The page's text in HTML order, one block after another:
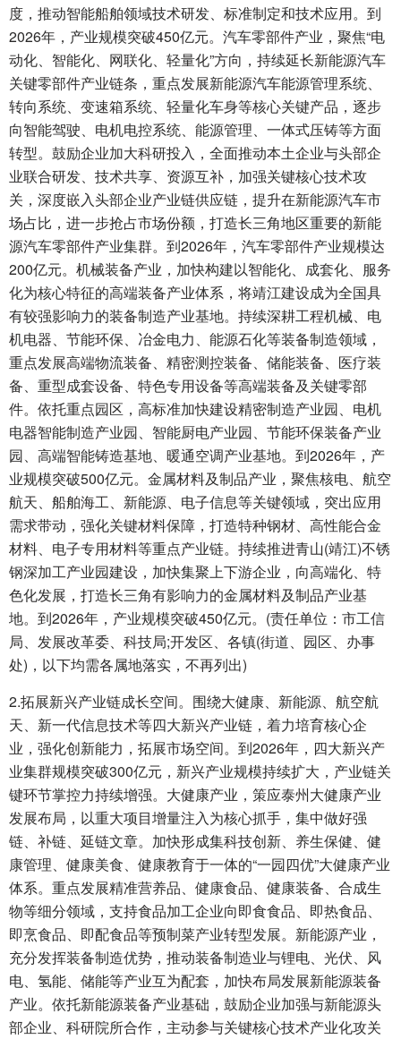
度，推动智能船舶领域技术研发、标准制定和技术应用。到
2026年，产业规模突破450亿元。汽车零部件产业，聚焦“电
动化、智能化、网联化、轻量化”方向，持续延长新能源汽车
关键零部件产业链条，重点发展新能源汽车能源管理系统、
转向系统、变速箱系统、轻量化车身等核心关键产品，逐步
向智能驾驶、电机电控系统、能源管理、一体式压铸等方面
转型。鼓励企业加大科研投入，全面推动本土企业与头部企
业联合研发、技术共享、资源互补，加强关键核心技术攻
关，深度嵌入头部企业产业链供应链，提升在新能源汽车市
场占比，进一步抢占市场份额，打造长三角地区重要的新能
源汽车零部件产业集群。到2026年，汽车零部件产业规模达
200亿元。机械装备产业，加快构建以智能化、成套化、服务
化为核心特征的高端装备产业体系，将靖江建设成为全国具
有较强影响力的装备制造产业基地。持续深耕工程机械、电
机电器、节能环保、冶金电力、能源石化等装备制造领域，
重点发展高端物流装备、精密测控装备、储能装备、医疗装
备、重型成套设备、特色专用设备等高端装备及关键零部
件。依托重点园区，高标准加快建设精密制造产业园、电机
电器智能制造产业园、智能厨电产业园、节能环保装备产业
园、高端智能铸造基地、暖通空调产业基地。到2026年，产
业规模突破500亿元。金属材料及制品产业，聚焦核电、航空
航天、船舶海工、新能源、电子信息等关键领域，突出应用
需求带动，强化关键材料保障，打造特种钢材、高性能合金
材料、电子专用材料等重点产业链。持续推进青山(靖江)不锈
钢深加工产业园建设，加快集聚上下游企业，向高端化、特
色化发展，打造长三角有影响力的金属材料及制品产业基
地。到2026年，产业规模突破450亿元。(责任单位：市工信
局、发展改革委、科技局;开发区、各镇(街道、园区、办事
处)，以下均需各属地落实，不再列出)
2.拓展新兴产业链成长空间。围绕大健康、新能源、航空航
天、新一代信息技术等四大新兴产业链，着力培育核心企
业，强化创新能力，拓展市场空间。到2026年，四大新兴产
业集群规模突破300亿元，新兴产业规模持续扩大，产业链关
键环节掌控力持续增强。大健康产业，策应泰州大健康产业
发展布局，以重大项目增量注入为核心抓手，集中做好强
链、补链、延链文章。加快形成集科技创新、养生保健、健
康管理、健康美食、健康教育于一体的“一园四优”大健康产业
体系。重点发展精准营养品、健康食品、健康装备、合成生
物等细分领域，支持食品加工企业向即食食品、即热食品、
即烹食品、即配食品等预制菜产业转型发展。新能源产业，
充分发挥装备制造优势，推动装备制造业与锂电、光伏、风
电、氢能、储能等产业互为配套，加快布局发展新能源装备
产业。依托新能源装备产业基础，鼓励企业加强与新能源头
部企业、科研院所合作，主动参与关键核心技术产业化攻关